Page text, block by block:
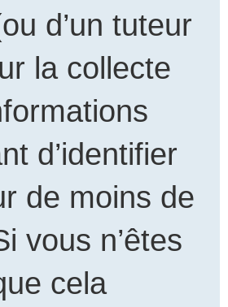
d’un tuteur
la collecte
d’identifier
de moins de
vous n’êtes
cela